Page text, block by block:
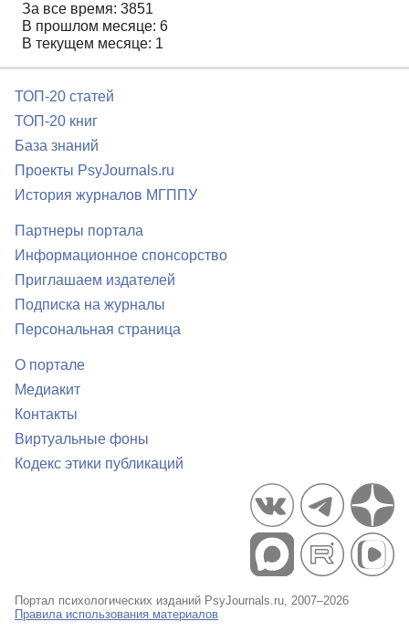
За все время: 3851
В прошлом месяце: 6
В текущем месяце: 1
ТОП-20 статей
ТОП-20 книг
База знаний
Проекты PsyJournals.ru
История журналов МГППУ
Партнеры портала
Информационное спонсорство
Приглашаем издателей
Подписка на журналы
Персональная страница
О портале
Медиакит
Контакты
Виртуальные фоны
Кодекс этики публикаций
Портал психологических изданий PsyJournals.ru, 2007–2026
Правила использования материалов